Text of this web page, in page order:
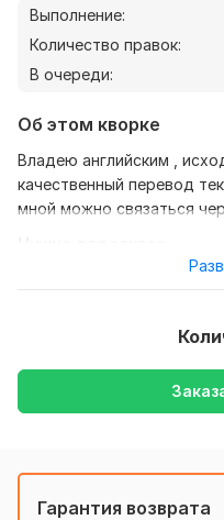
Выполнение:
Количество правок:
В очереди:
Об этом кворке
Владею английским ,
качественный перевод
мной можно связаться
Ожидаю от вас текст,
развлечения,
Семья, дети,
с Русского на
Объем услуги в кворке:
Гарантия возврата